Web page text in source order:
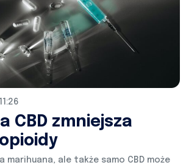
CBD zmniejsza
marihuana, ale także samo CBD może